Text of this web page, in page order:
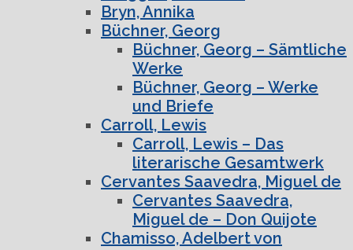
Bryn, Annika
Büchner, Georg
Büchner, Georg – Sämtliche
Werke
Büchner, Georg – Werke
und Briefe
Carroll, Lewis
Carroll, Lewis – Das
literarische Gesamtwerk
Cervantes Saavedra, Miguel de
Cervantes Saavedra,
Miguel de – Don Quijote
Chamisso, Adelbert von